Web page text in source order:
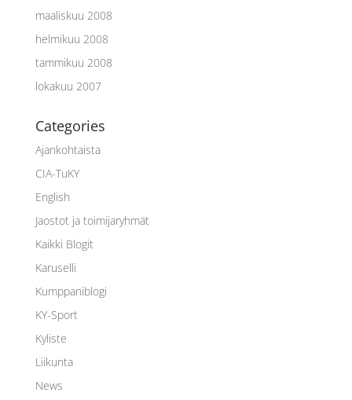
maaliskuu 2008
helmikuu 2008
tammikuu 2008
lokakuu 2007
Categories
Ajankohtaista
CIA-TuKY
English
Jaostot ja toimijaryhmät
Kaikki Blogit
Karuselli
Kumppaniblogi
KY-Sport
Kyliste
Liikunta
News